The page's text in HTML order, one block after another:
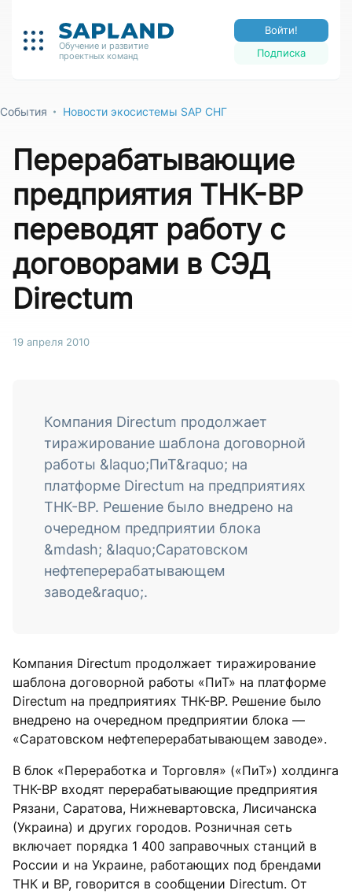
Обучение и развитие
проектных команд
Подписка
Войти!
События Новости экосистемы SAP СНГ
Перерабатывающие
предприятия ТНК-BP
переводят работу с
договорами в СЭД
Directum
19 апреля 2010
Компания Directum продолжает
тиражирование шаблона договорной
работы &laquo;ПиТ&raquo; на
платформе Directum на предприятиях
ТНК-BP. Решение было внедрено на
очередном предприятии блока
&mdash; &laquo;Саратовском
нефтеперерабатывающем
заводе&raquo;.
Компания Directum продолжает тиражирование
шаблона договорной работы «ПиТ» на платформе
Directum на предприятиях ТНК-BP. Решение было
внедрено на очередном предприятии блока —
«Саратовском нефтеперерабатывающем заводе».
В блок «Переработка и Торговля» («ПиТ») холдинга
ТНК-BP входят перерабатывающие предприятия
Рязани, Саратова, Нижневартовска, Лисичанска
(Украина) и других городов. Розничная сеть
включает порядка 1 400 заправочных станций в
России и на Украине, работающих под брендами
ТНК и ВР, говорится в сообщении Directum. От